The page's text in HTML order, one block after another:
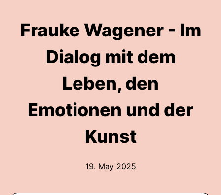
Frauke Wagener - Im
Dialog mit dem
Leben, den
Emotionen und der
Kunst
19. May 2025